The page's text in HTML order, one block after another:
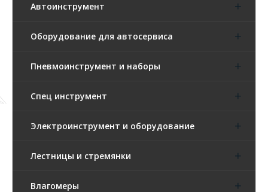
Автоинструмент
Оборудование для автосервиса
Пневмоинструмент и наборы
Спец инструмент
Электроинструмент и оборудование
Лестницы и стремянки
Влагомеры